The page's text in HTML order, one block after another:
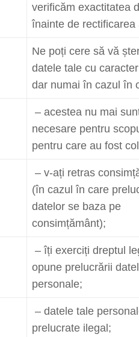
verificăm exactitatea
înainte de rectificarea
Ne poți cere să vă
datele tale cu
dar numai în cazul în
– acestea nu mai
necesare pentru
pentru care au fost
– v-ați retras
(în cazul în care
datelor se baza pe
consimțământ);
– îți exerciți dreptul
opune prelucrării
personale;
– datele tale
prelucrate ilegal;